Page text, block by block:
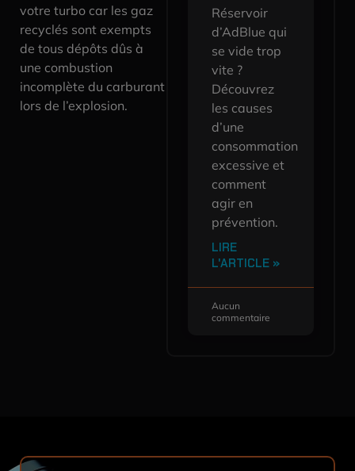
votre turbo car les gaz
recyclés sont exempts
de tous dépôts dûs à
une combustion
incomplète du carburant
lors de l’explosion.
Réservoir
d’AdBlue qui
se vide trop
vite ?
Découvrez
les causes
d’une
consommation
excessive et
comment
agir en
prévention.
LIRE
L'ARTICLE »
Aucun
commentaire